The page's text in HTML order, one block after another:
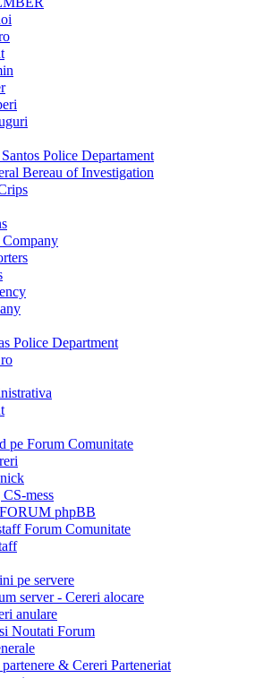
Police Departament
Bereau of Investigation
Police Department
pe Forum Comunitate
mess
phpBB
Forum Comunitate
pe servere
server - Cereri alocare
anulare
Noutati Forum
& Cereri Parteneriat